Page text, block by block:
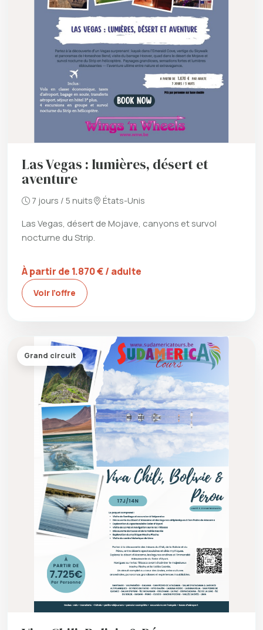
Las Vegas : lumières, désert et
aventure
7 jours / 5 nuits États-Unis
Las Vegas, désert de Mojave, canyons et survol
nocturne du Strip.
À partir de 1.870 € / adulte
Voir l’offre
Grand circuit